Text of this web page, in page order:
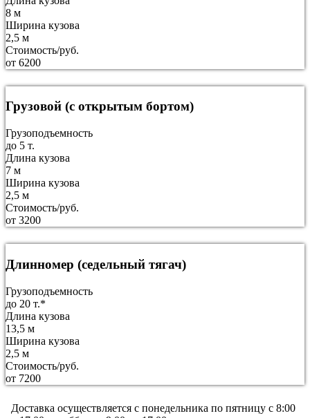
8 м
Ширина кузова
2,5 м
Стоимость/руб.
от 6200
Грузовой (с открытым бортом)
Грузоподъемность
до 5 т.
Длина кузова
7 м
Ширина кузова
2,5 м
Стоимость/руб.
от 3200
Длинномер (седельный тягач)
Грузоподъемность
до 20 т.*
Длина кузова
13,5 м
Ширина кузова
2,5 м
Стоимость/руб.
от 7200
Доставка осуществляется c понедельника по пятницу с 8:00